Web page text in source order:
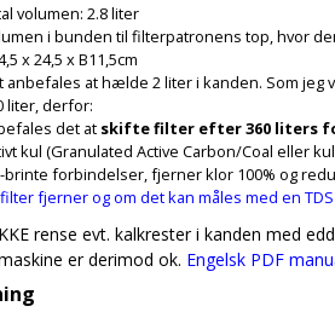
volumen: 2.8 liter
i bunden til filterpatronens top, hvor
x 24,5 x B11,5cm
anbefales at hælde 2 liter i kanden. Som jeg
liter, derfor:
det at skifte filter efter 360 liters
kul (Granulated Active Carbon/Coal eller
brinte forbindelser, fjerner klor 100% og
fjerner og om det kan måles med en
rense evt. kalkrester i kanden med
er derimod ok. Engelsk PDF